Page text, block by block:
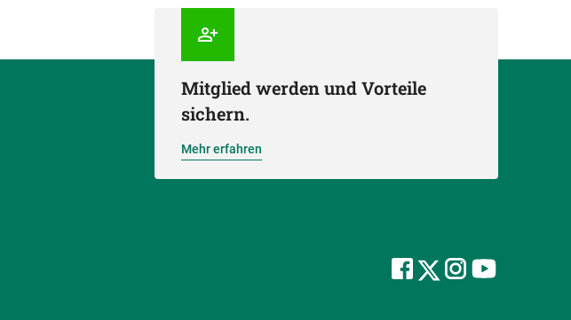
Mitglied werden und Vorteile
sichern.
Mehr erfahren